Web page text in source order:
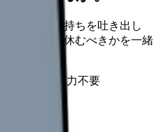
ん。今の気持ちを吐き出し
きか、少し休むべきかを一緒
病院名は入力不要
る